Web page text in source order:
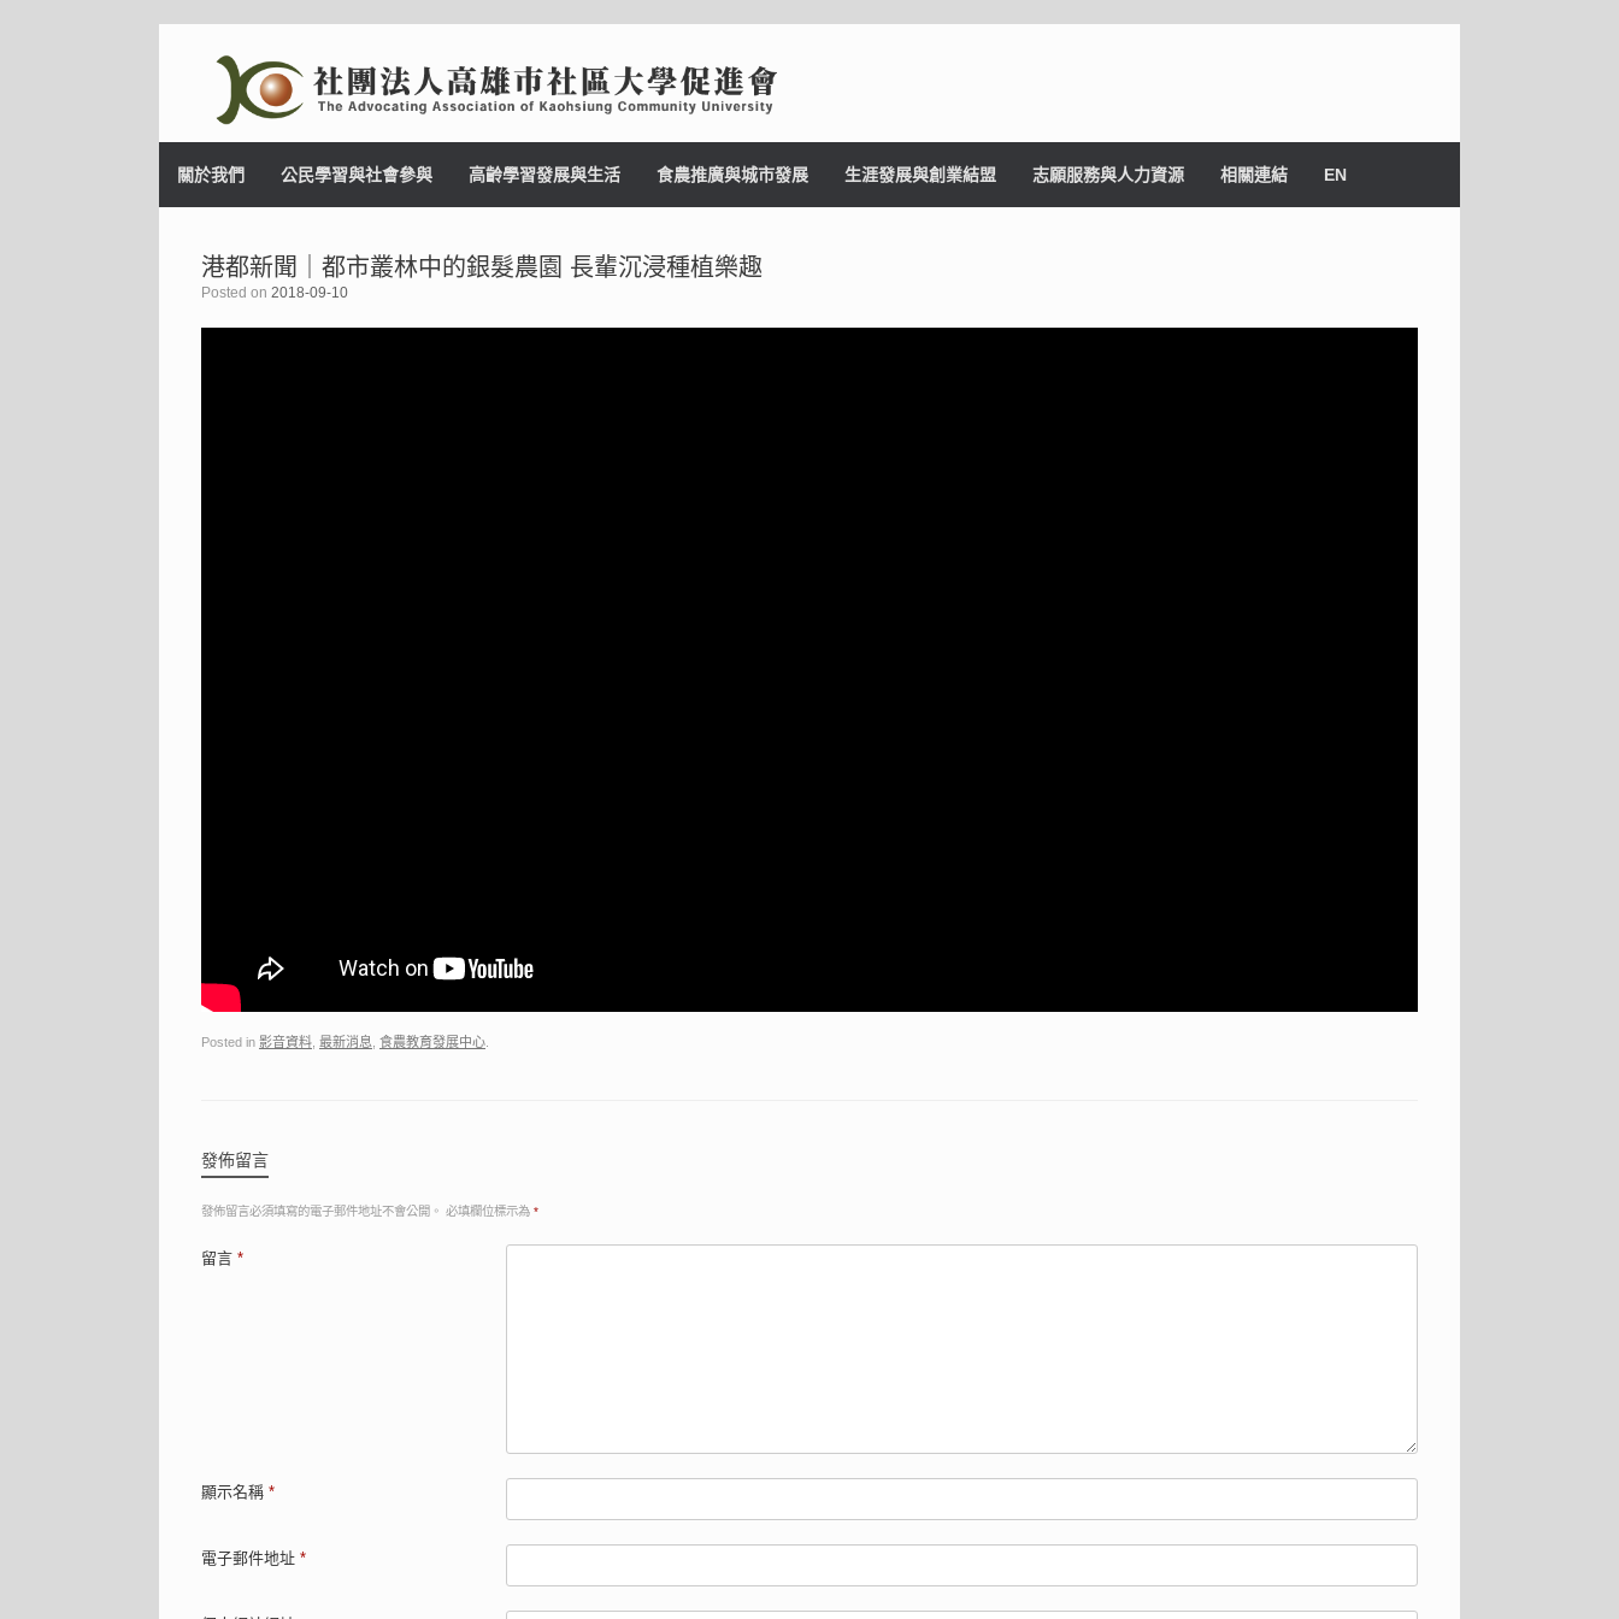
關於我們 公民學習與社會參與 高齡學習發展與生活 食農推廣與城市發展 生涯發展與創業結盟 志願服務與人力資源 相關連結 EN
港都新聞｜都市叢林中的銀髮農園 長輩沉浸種植樂趣
Posted on 2018-09-10
Posted in 影音資料 最新消息 食農教育發展中心
發佈留言
發佈留言必須填寫的電子郵件地址不會公開。 必填欄位標示為 *
留言 *
顯示名稱 *
電子郵件地址 *